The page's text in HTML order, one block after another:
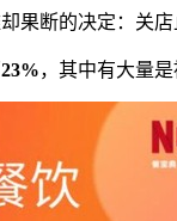
果断的决定：关店
，其中有大量